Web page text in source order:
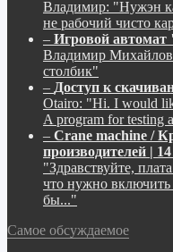
Владимир: "Нужэн
не рабочий чисто
– Игровой
Владимир
столбик"
– Доступ к
Otairo: "Hi. I would
A program for testing
– Crane machine /
производителей |
"Здравствуйте,
что нужно включить
бы..."
Самое обсуждаемое